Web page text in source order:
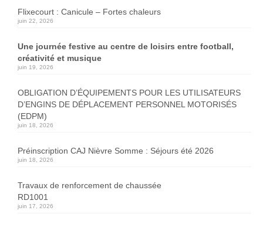
Flixecourt : Canicule – Fortes chaleurs
juin 22, 2026
Une journée festive au centre de loisirs entre football,
créativité et musique
juin 19, 2026
OBLIGATION D’ÉQUIPEMENTS POUR LES UTILISATEURS
D’ENGINS DE DÉPLACEMENT PERSONNEL MOTORISÉS
(EDPM)
juin 18, 2026
Préinscription CAJ Nièvre Somme : Séjours été 2026
juin 18, 2026
Travaux de renforcement de chaussée
RD1001
juin 17, 2026